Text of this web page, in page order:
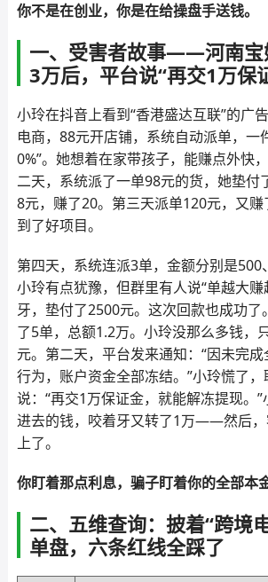
你不是在创业，你是在给操盘手送钱。
一、受害者故事——河南宝
3万后，平台说“再交1万保
小玲在抖音上看到“香港盛达互联”的广
电商，88元开店铺，系统自动派单，一
0%”。她想着在家带孩子，能赚点外快
二天，系统派了一单98元的货，她垫付
8元，赚了20。第三天派单120元，又
到了好项目。
第四天，系统连派3单，金额分别是500
小玲有点犹豫，但群里有人说“单越大赚
牙，垫付了2500元。这次回款也成功了
了5单，总额1.2万。小玲没那么多钱，
元。第二天，平台发来通知：“因未完
行为，账户资金全部冻结。”小玲慌了
说：“再交1万保证金，就能解冻提现。
进去的钱，咬着牙又转了1万——然后
上了。
你盯着那点利息，骗子盯着你的全部本
二、五维查询：披着“跨境
单盘，六条红线全踩了